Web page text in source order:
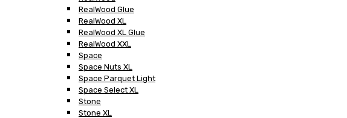
RealWood Glue
RealWood XL
RealWood XL Glue
RealWood XXL
Space
Space Nuts XL
Space Parquet Light
Space Select XL
Stone
Stone XL